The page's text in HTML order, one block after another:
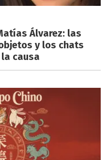
Álvarez: las
y los chats
causa